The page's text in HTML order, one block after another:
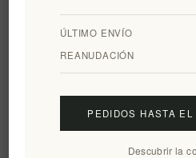
ÚLTIMO ENVÍO
REANUDACIÓN
PEDIDOS HASTA
Descubrir la